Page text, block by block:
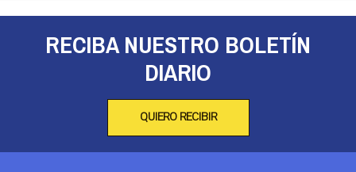
RECIBA NUESTRO BOLETÍN
DIARIO
QUIERO RECIBIR